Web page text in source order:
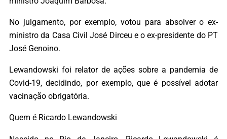
No julgamento, por exemplo, votou para absolver o ex-
ministro da Casa Civil José Dirceu e o ex-presidente do PT
José Genoino.
Lewandowski foi relator de ações sobre a pandemia de
Covid-19, decidindo, por exemplo, que é possível adotar
vacinação obrigatória.
Quem é Ricardo Lewandowski